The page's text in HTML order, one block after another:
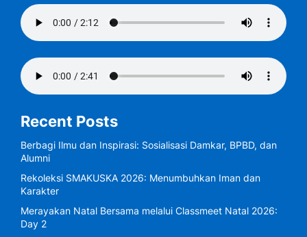
Recent Posts
Berbagi Ilmu dan Inspirasi: Sosialisasi Damkar, BPBD, dan
Alumni
Rekoleksi SMAKUSKA 2026: Menumbuhkan Iman dan
Karakter
Merayakan Natal Bersama melalui Classmeet Natal 2026:
Day 2